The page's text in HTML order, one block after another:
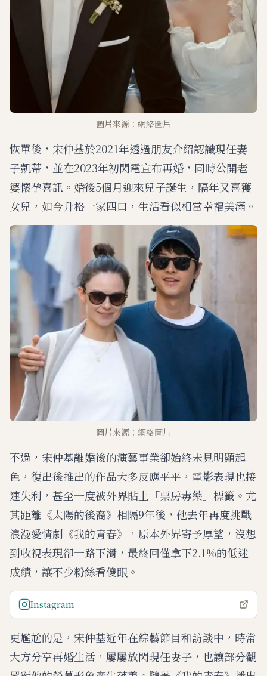
圖片來源：網絡圖片
恢單後，宋仲基於2021年透過朋友介紹認識現任妻
子凱蒂，並在2023年初閃電宣布再婚，同時公開老
婆懷孕喜訊。婚後5個月迎來兒子誕生，隔年又喜獲
女兒，如今升格一家四口，生活看似相當幸福美滿。
圖片來源：網絡圖片
不過，宋仲基離婚後的演藝事業卻始終未見明顯起
色，復出後推出的作品大多反應平平，電影表現也接
連失利，甚至一度被外界貼上「票房毒藥」標籤。尤
其距離《太陽的後裔》相隔9年後，他去年再度挑戰
浪漫愛情劇《我的青春》，原本外界寄予厚望，沒想
到收視表現卻一路下滑，最終回僅拿下2.1%的低迷
成績，讓不少粉絲看傻眼。
Instagram
更尷尬的是，宋仲基近年在綜藝節目和訪談中，時常
大方分享再婚生活，屢屢放閃現任妻子，也讓部分觀